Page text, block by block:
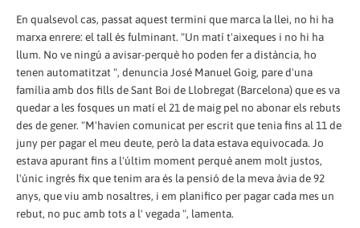
En qualsevol cas, passat aquest termini que marca la llei, no hi ha
marxa enrere: el tall és fulminant. "Un matí t'aixeques i no hi ha
llum. No ve ningú a avisar-perquè ho poden fer a distància, ho
tenen automatitzat ", denuncia José Manuel Goig, pare d'una
família amb dos fills de Sant Boi de Llobregat (Barcelona) que es va
quedar a les fosques un matí el 21 de maig pel no abonar els rebuts
des de gener. "M'havien comunicat per escrit que tenia fins al 11 de
juny per pagar el meu deute, però la data estava equivocada. Jo
estava apurant fins a l'últim moment perquè anem molt justos,
l'únic ingrés fix que tenim ara és la pensió de la meva àvia de 92
anys, que viu amb nosaltres, i em planifico per pagar cada mes un
rebut, no puc amb tots a l' vegada ", lamenta.